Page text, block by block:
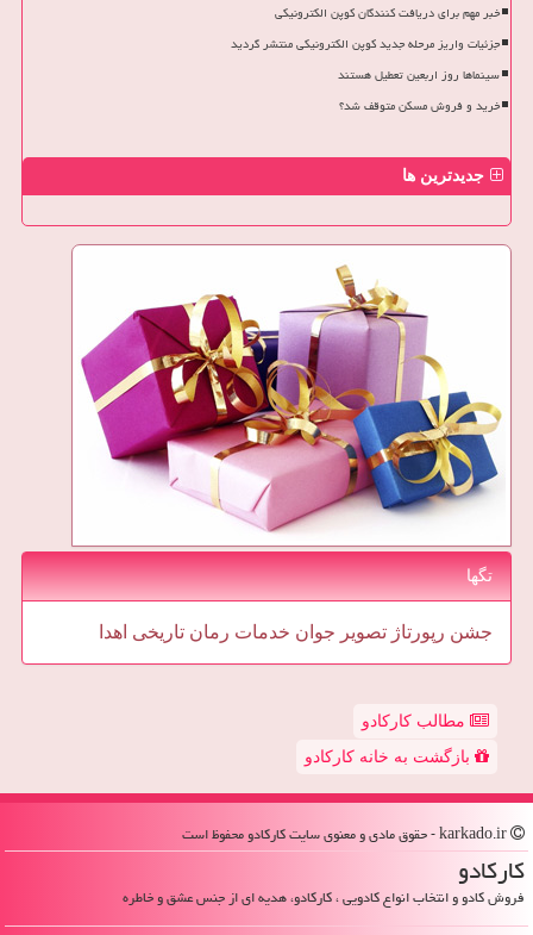
خبر مهم برای دریافت کنندگان کوپن الکترونیکی
جزئیات واریز مرحله جدید کوپن الکترونیکی منتشر گردید
سینماها روز اربعین تعطیل هستند
خرید و فروش مسکن متوقف شد؟
جدیدترین ها
تگها
جشن رپورتاژ تصویر جوان خدمات رمان تاریخی اهدا
مطالب کارکادو
بازگشت به خانه کارکادو
كاركادو
فروش کادو و انتخاب انواع کادویی ، کارکادو، هدیه ای از جنس عشق و خاطره